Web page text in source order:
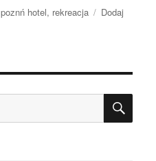
Tagi
poznń hotel, rekreacja
Dodaj